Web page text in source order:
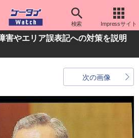
検索 Impressサイト
害やエリア誤表記への対策を説明
次の画像